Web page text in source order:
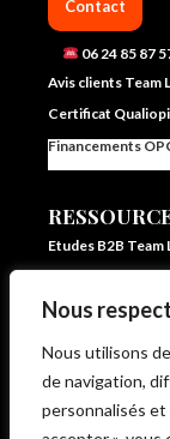
Nous
Nous utilisons
de navigation,
personnalisés et
Contact
06 24 85 87
Avis clients Team
Certificat
Financements
Etudes B2B Team
Blog IA et vente –
Livrets d’accueil
Règlement
CG de Vente et